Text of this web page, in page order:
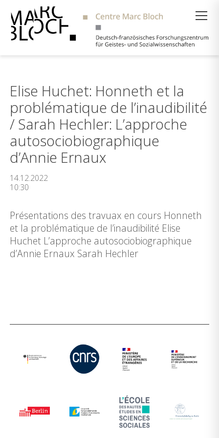
Elise Huchet: Honneth et la
problématique de l’inaudibilité
/ Sarah Hechler: L’approche
autosociobiographique
d’Annie Ernaux
14.12.2022
10:30
Présentations des travuax en cours Honneth
et la problématique de l’inaudibilité Elise
Huchet L’approche autosociobiographique
d’Annie Ernaux Sarah Hechler